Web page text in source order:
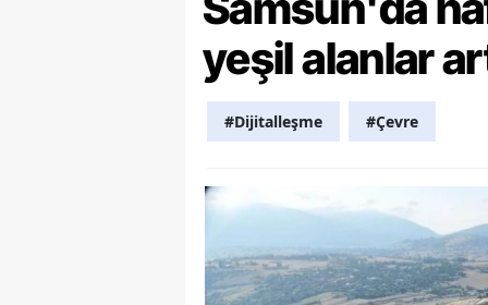
yeşil alanlar
#Dijitalleşme #Çevre